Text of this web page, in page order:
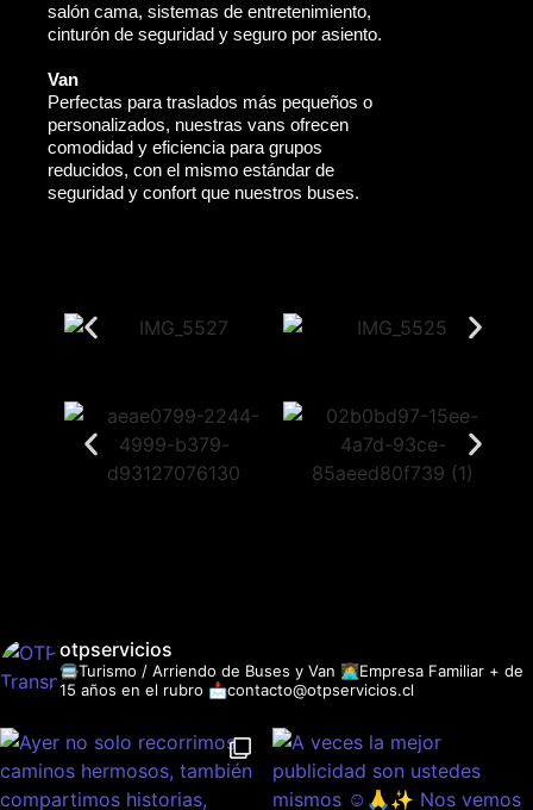
salón cama, sistemas de entretenimiento,
cinturón de seguridad y seguro por asiento.
Van
Perfectas para traslados más pequeños o
personalizados, nuestras vans ofrecen
comodidad y eficiencia para grupos
reducidos, con el mismo estándar de
seguridad y confort que nuestros buses.
otpservicios
🚍Turismo / Arriendo de Buses y Van 👩‍💻Empresa Familiar + de
15 años en el rubro 📩contacto@otpservicios.cl